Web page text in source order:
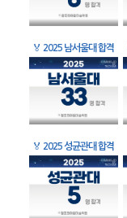
🏅 2025 남서울대 합격
🏅 2025 성균관대 합격